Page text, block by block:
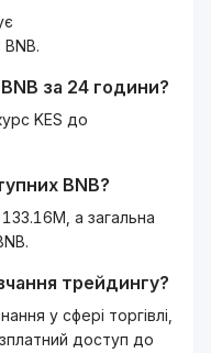
BNB за 24 години?
KES до
BNB?
133.16M, а загальна
трейдингу?
у сфері торгівлі,
доступ до